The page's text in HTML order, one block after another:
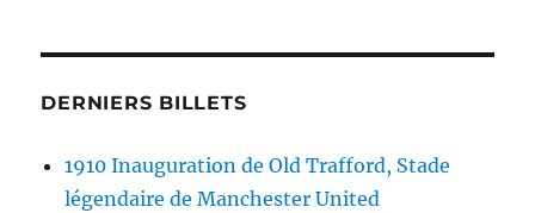
DERNIERS BILLETS
1910 Inauguration de Old Trafford, Stade
légendaire de Manchester United